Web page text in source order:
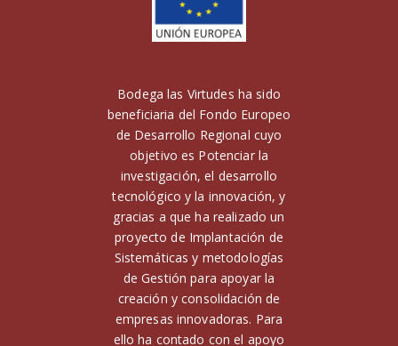
Bodega las Virtudes ha sido
beneficiaria del Fondo Europeo
de Desarrollo Regional cuyo
objetivo es Potenciar la
investigación, el desarrollo
tecnológico y la innovación, y
gracias a que ha realizado un
proyecto de Implantación de
Sistemáticas y metodologías
de Gestión para apoyar la
creación y consolidación de
empresas innovadoras. Para
ello ha contado con el apoyo